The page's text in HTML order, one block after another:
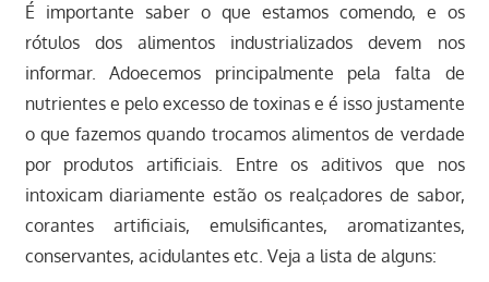
É importante saber o que estamos comendo, e os
rótulos dos alimentos industrializados devem nos
informar. Adoecemos principalmente pela falta de
nutrientes e pelo excesso de toxinas e é isso justamente
o que fazemos quando trocamos alimentos de verdade
por produtos artificiais. Entre os aditivos que nos
intoxicam diariamente estão os realçadores de sabor,
corantes artificiais, emulsificantes, aromatizantes,
conservantes, acidulantes etc. Veja a lista de alguns: